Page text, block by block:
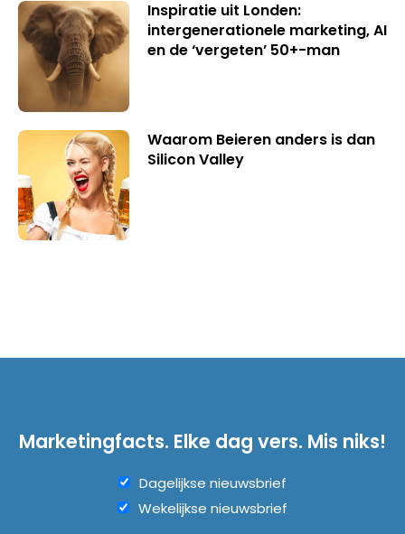
Inspiratie uit Londen:
intergenerationele marketing, AI
en de ‘vergeten’ 50+-man
Waarom Beieren anders is dan
Silicon Valley
Marketingfacts. Elke dag vers. Mis niks!
Dagelijkse nieuwsbrief
Wekelijkse nieuwsbrief